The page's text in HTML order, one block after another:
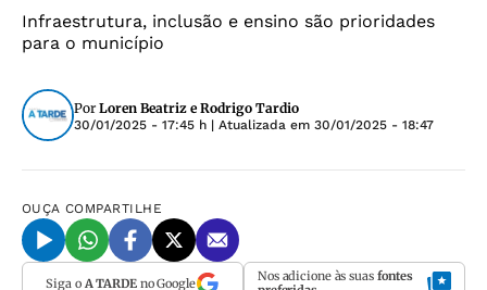
Infraestrutura, inclusão e ensino são prioridades
para o município
Por Loren Beatriz e Rodrigo Tardio
30/01/2025 - 17:45 h | Atualizada em 30/01/2025 - 18:47
OUÇA COMPARTILHE
Siga o A TARDEno Google Nos adicione às suas fontes